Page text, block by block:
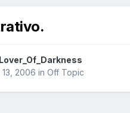
2006 in Off Topic